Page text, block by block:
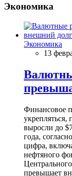
Экономика
Экономика
13
Финансовое
укрепляться,
выросли до
года,
цифра,
нефтяного
превышает